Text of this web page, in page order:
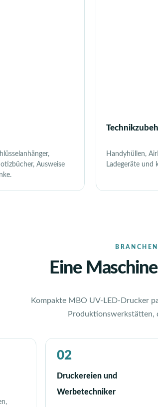
Ausweise
Handyhüllen,
Ladegeräte und
Eine
Kompakte MBO UV-LED-Drucker
Produktionswerkstätten,
02
Druckereien und
Werbetechniker